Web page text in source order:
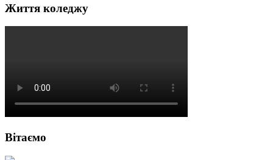
Життя коледжу
Вітаємо